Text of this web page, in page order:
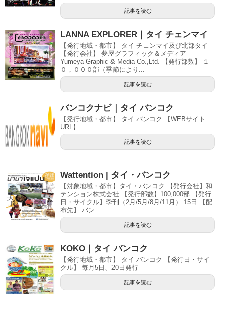
記事を読む
LANNA EXPLORER｜タイ チェンマイ
【発行地域・都市】 タイ チェンマイ及び北部タイ
【発行会社】 夢屋グラフィック＆メディア
Yumeya Graphic & Media Co.,Ltd. 【発行部数】 １
０，０００部（季節により...
記事を読む
バンコクナビ｜タイ バンコク
【発行地域・都市】 タイ バンコク 【WEBサイト
URL】
記事を読む
Wattention | タイ・バンコク
【対象地域・都市】タイ・バンコク 【発行会社】和
テンション株式会社 【発行部数】100,000部 【発行
日・サイクル】季刊（2月/5月/8月/11月） 15日 【配
布先】 バン...
記事を読む
KOKO｜タイ バンコク
【発行地域・都市】 タイ バンコク 【発行日・サイ
クル】 毎月5日、20日発行
記事を読む